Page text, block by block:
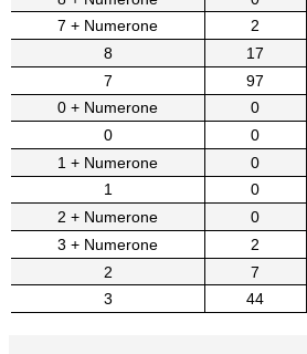
7 + Numerone
2
8
17
7
97
0 + Numerone
0
0
0
1 + Numerone
0
1
0
2 + Numerone
0
3 + Numerone
2
2
7
3
44